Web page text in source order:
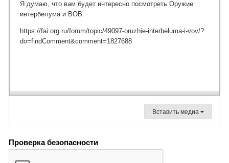
Вставить медиа
Проверка безопасности